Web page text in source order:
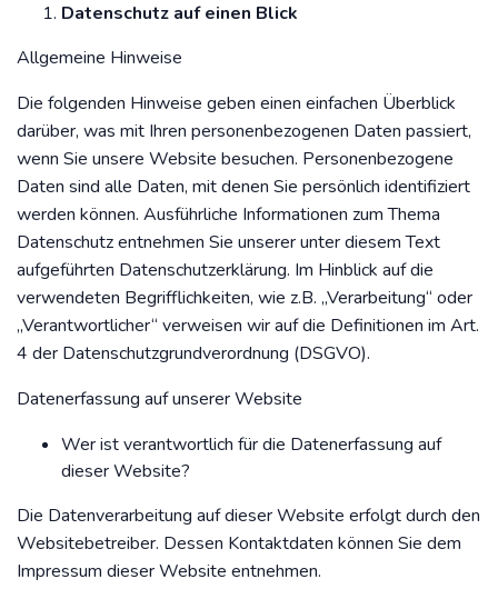
Datenschutz auf einen Blick
Allgemeine Hinweise
Die folgenden Hinweise geben einen einfachen Überblick
darüber, was mit Ihren personenbezogenen Daten passiert,
wenn Sie unsere Website besuchen. Personenbezogene
Daten sind alle Daten, mit denen Sie persönlich identifiziert
werden können. Ausführliche Informationen zum Thema
Datenschutz entnehmen Sie unserer unter diesem Text
aufgeführten Datenschutzerklärung. Im Hinblick auf die
verwendeten Begrifflichkeiten, wie z.B. „Verarbeitung“ oder
„Verantwortlicher“ verweisen wir auf die Definitionen im Art.
4 der Datenschutzgrundverordnung (DSGVO).
Datenerfassung auf unserer Website
Wer ist verantwortlich für die Datenerfassung auf
dieser Website?
Die Datenverarbeitung auf dieser Website erfolgt durch den
Websitebetreiber. Dessen Kontaktdaten können Sie dem
Impressum dieser Website entnehmen.